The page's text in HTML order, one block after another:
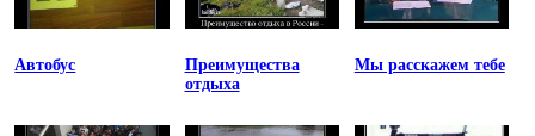
Автобус
Преимущества
отдыха
Мы расскажем тебе